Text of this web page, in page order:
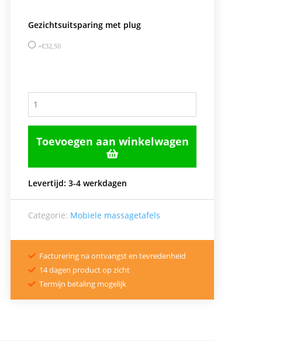
Gezichtsuitsparing met plug
€32,50

Levertijd: 3-4 werkdagen
Categorie: Mobiele massagetafels
 Facturering na ontvangst en tevredenheid
 14 dagen product op zicht
 Termijn betaling mogelijk